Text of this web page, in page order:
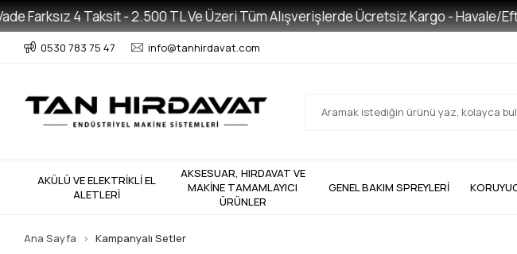
4 Taksit - 2.500 TL Ve Üzeri Tüm Alışverişlerde Ücretsiz Kargo - Havale/Eft İle
0530 783 75 47 info@tanhirdavat.com
AKÜLÜ VE ELEKTRİKLİ EL
ALETLERİ
AKSESUAR, HIRDAVAT VE
MAKİNE TAMAMLAYICI
ÜRÜNLER
GENEL BAKIM SPREYLERİ
Ana Sayfa Kampanyalı Setler